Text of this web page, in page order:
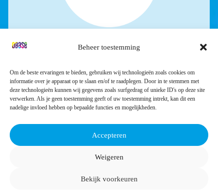
Beheer toestemming
Om de beste ervaringen te bieden, gebruiken wij technologieën zoals cookies om
informatie over je apparaat op te slaan en/of te raadplegen. Door in te stemmen met
deze technologieën kunnen wij gegevens zoals surfgedrag of unieke ID's op deze site
verwerken. Als je geen toestemming geeft of uw toestemming intrekt, kan dit een
nadelige invloed hebben op bepaalde functies en mogelijkheden.
Accepteren
Weigeren
Bekijk voorkeuren
STICHTING OBASE
Industrieweg 32
4301 RS Zierikzee